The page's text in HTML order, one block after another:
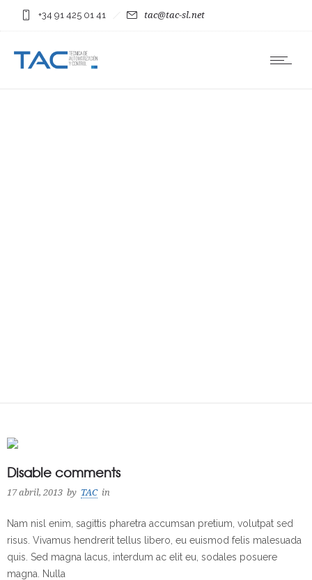
+34 91 425 01 41 tac@tac-sl.net
Disable comments
17 abril, 2013 by TAC in
Nam nisl enim, sagittis pharetra accumsan pretium, volutpat sed
risus. Vivamus hendrerit tellus libero, eu euismod felis malesuada
quis. Sed magna lacus, interdum ac elit eu, sodales posuere
magna. Nulla